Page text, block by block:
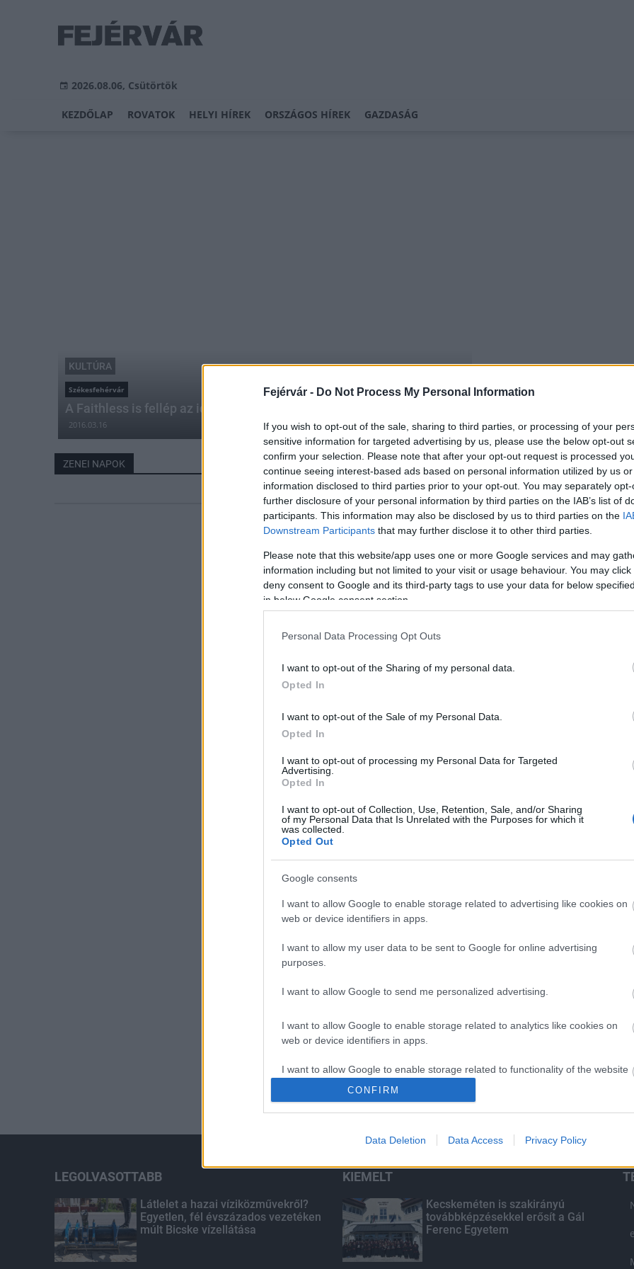
Fejérvár - Do Not Process My Personal Information
If you wish to opt-out of the sale, sharing to third parties, or processing of your
sensitive information for targeted advertising by us, please use the below opt-out
confirm your selection. Please note that after your opt-out request is processed
continue seeing interest-based ads based on personal information utilized by us
information disclosed to third parties prior to your opt-out. You may separately
further disclosure of your personal information by third parties on the IAB’s list of
participants. This information may also be disclosed by us to third parties on the
Downstream Participants that may further disclose it to other third parties.
Please note that this website/app uses one or more Google services and may
information including but not limited to your visit or usage behaviour. You may
deny consent to Google and its third-party tags to use your data for below
in below Google consent section.
Personal Data Processing Opt Outs
I want to opt-out of the Sharing of my personal data.
Opted In
I want to opt-out of the Sale of my Personal Data.
Opted In
I want to opt-out of processing my Personal Data for Targeted
Advertising.
Opted In
I want to opt-out of Collection, Use, Retention, Sale, and/or Sharing
of my Personal Data that Is Unrelated with the Purposes for which it
was collected.
Opted Out
Google consents
I want to allow Google to enable storage related to advertising like cookies on
web or device identifiers in apps.
I want to allow my user data to be sent to Google for online advertising
purposes.
I want to allow Google to send me personalized advertising.
I want to allow Google to enable storage related to analytics like cookies on
web or device identifiers in apps.
I want to allow Google to enable storage related to functionality of the website
I want to allow Google to enable storage related to personalization.
I want to allow Google to enable storage related to security, including
CONFIRM
Data Deletion Data Access Privacy Policy
2026.08.06, Csütörtök
KEZDŐLAP ROVATOK HELYI HÍREK ORSZÁGOS HÍREK GAZDASÁG
KULTÚRA
Székesfehérvár
A Faithless is fellép az idei Fezenen
2016.03.16
ZENEI NAPOK
LEGOLVASOTTABB
Látlelet a hazai víziközművekről?
Egyetlen, fél évszázados vezetéken
múlt Bicske vízellátása
KIEMELT
Kecskeméten is szakirányú
továbbképzésekkel erősít a Gál
Ferenc Egyetem